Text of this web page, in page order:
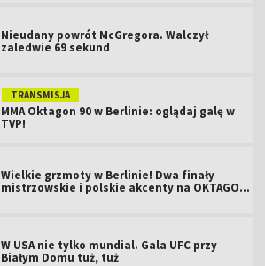
Nieudany powrót McGregora. Walczył
zaledwie 69 sekund
TRANSMISJA
MMA Oktagon 90 w Berlinie: oglądaj galę w
TVP!
Wielkie grzmoty w Berlinie! Dwa finały
mistrzowskie i polskie akcenty na OKTAGON
W USA nie tylko mundial. Gala UFC przy
Białym Domu tuż, tuż